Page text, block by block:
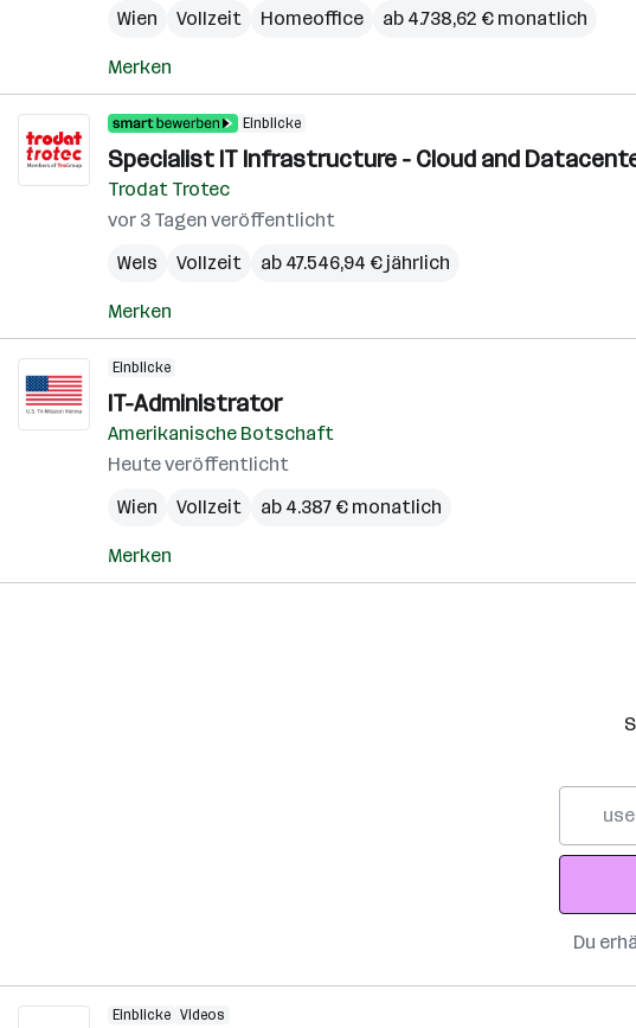
Wien
Vollzeit Homeoffice ab 4.738,62 € monatlich
Merken
Einblicke
Specialist IT Infrastructure - Cloud and
Trodat Trotec
vor 3 Tagen veröffentlicht
Wels
Vollzeit ab 47.546,94 € jährlich
Merken
Einblicke
IT-Administrator
Amerikanische Botschaft
Heute veröffentlicht
Wien
Vollzeit ab 4.387 € monatlich
Merken
Adresse
Du
Einblicke Videos